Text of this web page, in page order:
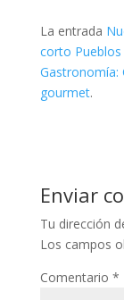
La entrada
corto Pueblos
Gastronomía:
gourmet.
Enviar
Tu dirección
Los campos
Comentario *